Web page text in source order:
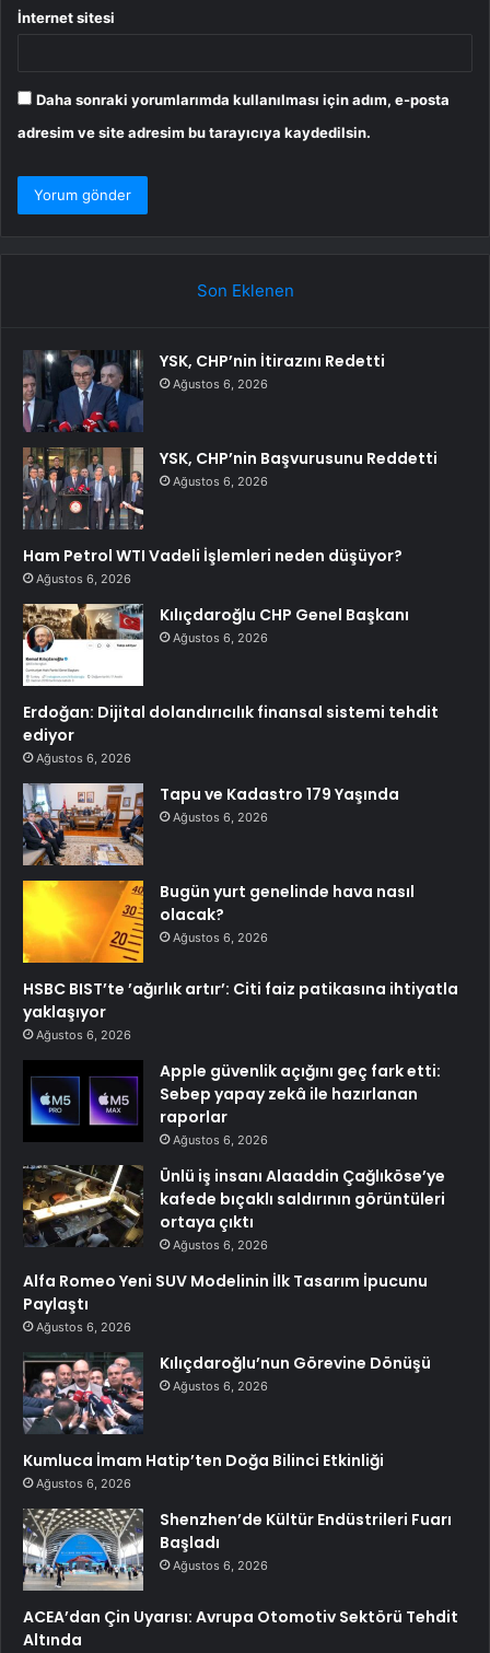
İnternet sitesi
Daha sonraki yorumlarımda kullanılması için adım, e-posta
adresim ve site adresim bu tarayıcıya kaydedilsin.
Son Eklenen
YSK, CHP’nin İtirazını Redetti
Ağustos 6, 2026
YSK, CHP’nin Başvurusunu Reddetti
Ağustos 6, 2026
Ham Petrol WTI Vadeli İşlemleri neden düşüyor?
Ağustos 6, 2026
Kılıçdaroğlu CHP Genel Başkanı
Ağustos 6, 2026
Erdoğan: Dijital dolandırıcılık finansal sistemi tehdit
ediyor
Ağustos 6, 2026
Tapu ve Kadastro 179 Yaşında
Ağustos 6, 2026
Bugün yurt genelinde hava nasıl
olacak?
Ağustos 6, 2026
HSBC BIST’te ’ağırlık artır’: Citi faiz patikasına ihtiyatla
yaklaşıyor
Ağustos 6, 2026
Apple güvenlik açığını geç fark etti:
Sebep yapay zekâ ile hazırlanan
raporlar
Ağustos 6, 2026
Ünlü iş insanı Alaaddin Çağlıköse’ye
kafede bıçaklı saldırının görüntüleri
ortaya çıktı
Ağustos 6, 2026
Alfa Romeo Yeni SUV Modelinin İlk Tasarım İpucunu
Paylaştı
Ağustos 6, 2026
Kılıçdaroğlu’nun Görevine Dönüşü
Ağustos 6, 2026
Kumluca İmam Hatip’ten Doğa Bilinci Etkinliği
Ağustos 6, 2026
Shenzhen’de Kültür Endüstrileri Fuarı
Başladı
Ağustos 6, 2026
ACEA’dan Çin Uyarısı: Avrupa Otomotiv Sektörü Tehdit
Altında